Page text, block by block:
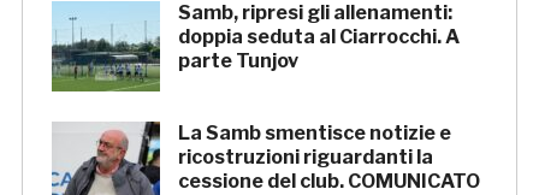
Samb, ripresi gli allenamenti:
doppia seduta al Ciarrocchi. A
parte Tunjov
La Samb smentisce notizie e
ricostruzioni riguardanti la
cessione del club. COMUNICATO